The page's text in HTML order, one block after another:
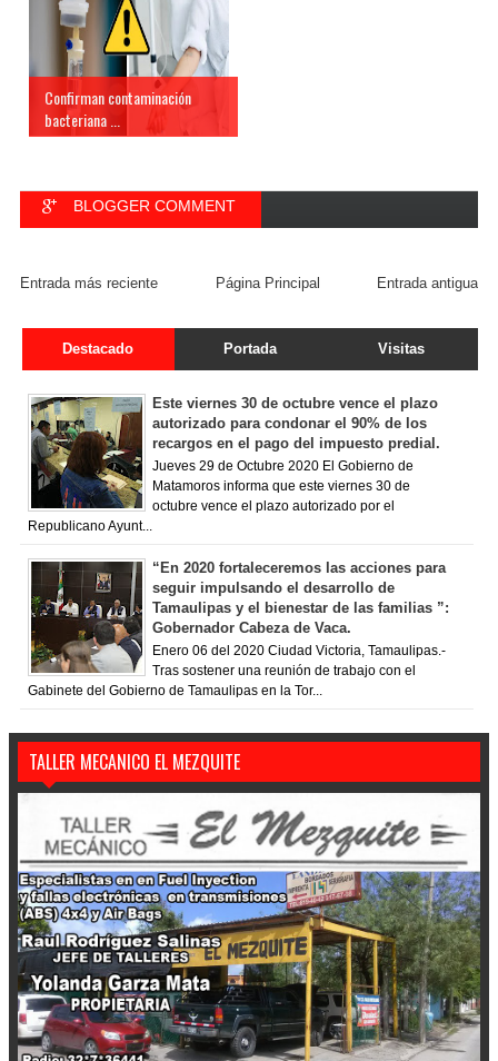
Confirman contaminación
bacteriana ...
BLOGGER COMMENT
Entrada más reciente Entrada antigua
Página Principal
Destacado Portada Visitas
Este viernes 30 de octubre vence el plazo
autorizado para condonar el 90% de los
recargos en el pago del impuesto predial.
Jueves 29 de Octubre 2020 El Gobierno de
Matamoros informa que este viernes 30 de
octubre vence el plazo autorizado por el
Republicano Ayunt...
“En 2020 fortaleceremos las acciones para
seguir impulsando el desarrollo de
Tamaulipas y el bienestar de las familias ”:
Gobernador Cabeza de Vaca.
Enero 06 del 2020 Ciudad Victoria, Tamaulipas.-
Tras sostener una reunión de trabajo con el
Gabinete del Gobierno de Tamaulipas en la Tor...
TALLER MECANICO EL MEZQUITE